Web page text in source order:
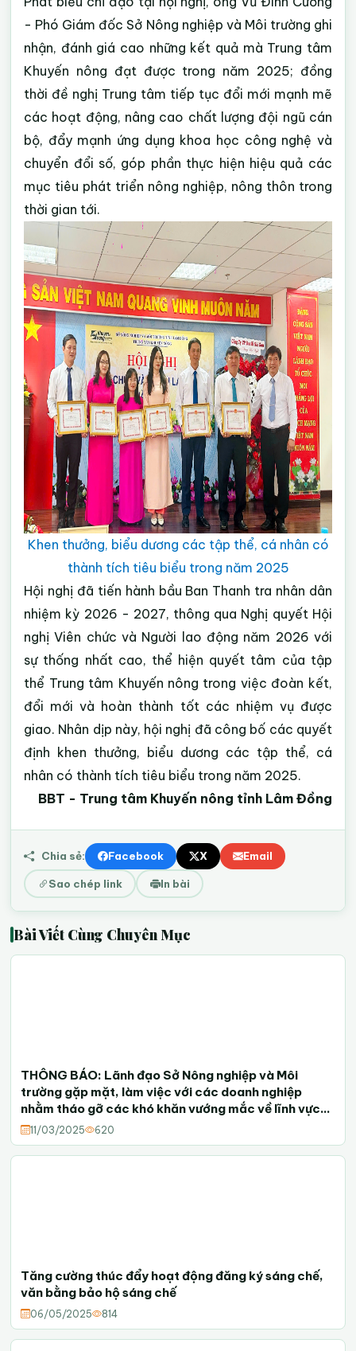
- Phó Giám đốc Sở Nông nghiệp và Môi trường ghi
nhận, đánh giá cao những kết quả mà Trung tâm
Khuyến nông đạt được trong năm 2025; đồng
thời đề nghị Trung tâm tiếp tục đổi mới mạnh mẽ
các hoạt động, nâng cao chất lượng đội ngũ cán
bộ, đẩy mạnh ứng dụng khoa học công nghệ và
chuyển đổi số, góp phần thực hiện hiệu quả các
mục tiêu phát triển nông nghiệp, nông thôn trong
thời gian tới.
Khen thưởng, biểu dương các tập thể, cá nhân có
thành tích tiêu biểu trong năm 2025
Hội nghị đã tiến hành bầu Ban Thanh tra nhân dân
nhiệm kỳ 2026 - 2027, thông qua Nghị quyết Hội
nghị Viên chức và Người lao động năm 2026 với
sự thống nhất cao, thể hiện quyết tâm của tập
thể Trung tâm Khuyến nông trong việc đoàn kết,
đổi mới và hoàn thành tốt các nhiệm vụ được
giao. Nhân dịp này, hội nghị đã công bố các quyết
định khen thưởng, biểu dương các tập thể, cá
nhân có thành tích tiêu biểu trong năm 2025.
BBT - Trung tâm Khuyến nông tỉnh Lâm Đồng
Chia sẻ: Facebook X Email
Sao chép link In bài
Bài Viết Cùng Chuyên Mục
THÔNG BÁO: Lãnh đạo Sở Nông nghiệp và Môi
trường gặp mặt, làm việc với các doanh nghiệp
nhằm tháo gỡ các khó khăn vướng mắc về lĩnh vực
nông nghiệp và môi trường định kỳ hàng tháng trong
năm 2025
11/03/2025 620
Tăng cường thúc đẩy hoạt động đăng ký sáng chế,
văn bằng bảo hộ sáng chế
06/05/2025 814